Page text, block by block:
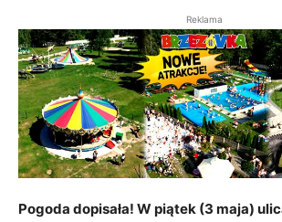
Reklama
Pogoda dopisała! W piątek (3 maja)